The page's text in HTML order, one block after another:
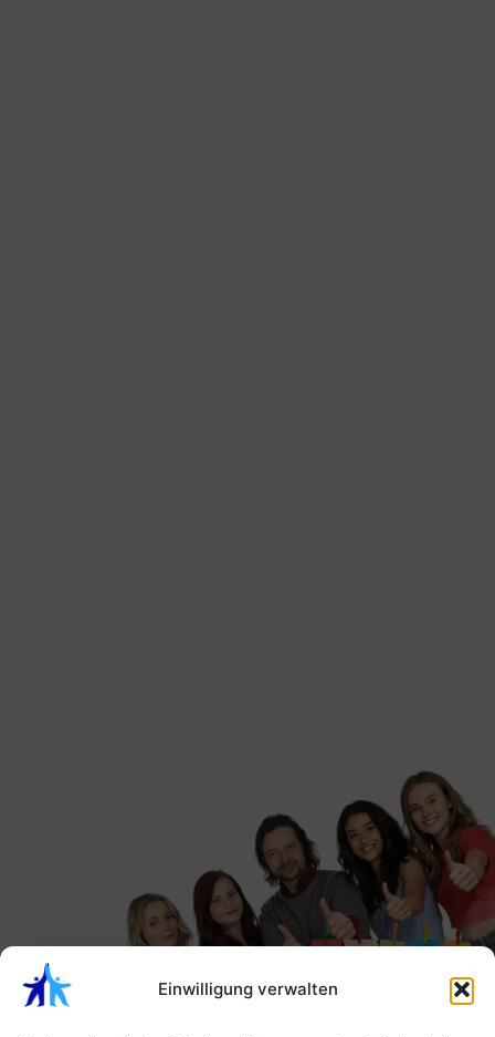
Einwilligung verwalten